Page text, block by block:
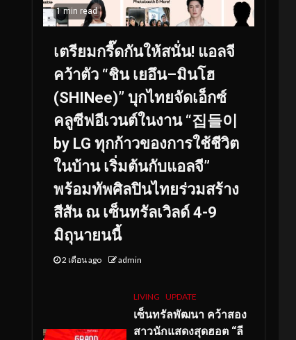
1 min read
เตรียมกรี๊ดกันให้สนั่น! แอลจี
คว้าตัว “ชิน เยอึน–มินโฮ
(SHINee)” บุกไทยจัดเอ็กซ์
คลูซีฟอีเวนต์ในงาน “집들이
by LG ทุกก้าวของการใช้ชีวิต
ในบ้าน เริ่มต้นกับแอลจี”
พร้อมทัพศิลปินไทยร่วมสร้าง
สีสัน ณ เซ็นทรัลเวิลด์ 4-9
มิถุนายนนี้
2 เดือน ago admin
LIVING UPDATE
เซ็นทรัลพัฒนา คว้าสอง
สาวนักแสดงสุดฮอต “ลี